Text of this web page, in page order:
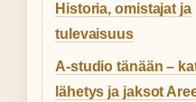
Historia, omistajat ja
tulevaisuus
A-studio tänään –
lähetys ja jaksot